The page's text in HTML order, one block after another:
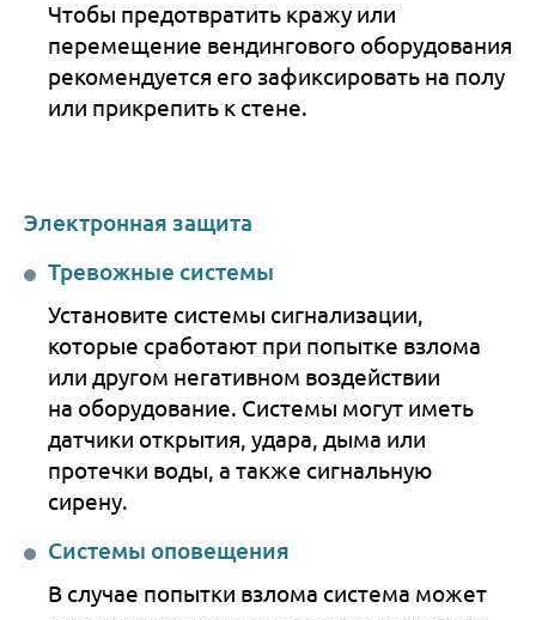
Чтобы предотвратить кражу или
перемещение вендингового оборудования
рекомендуется его зафиксировать на полу
или прикрепить к стене.
Электронная защита
Тревожные системы
Установите системы сигнализации,
которые сработают при попытке взлома
или другом негативном воздействии
на оборудование. Системы могут иметь
датчики открытия, удара, дыма или
протечки воды, а также сигнальную
сирену.
Системы оповещения
В случае попытки взлома система может